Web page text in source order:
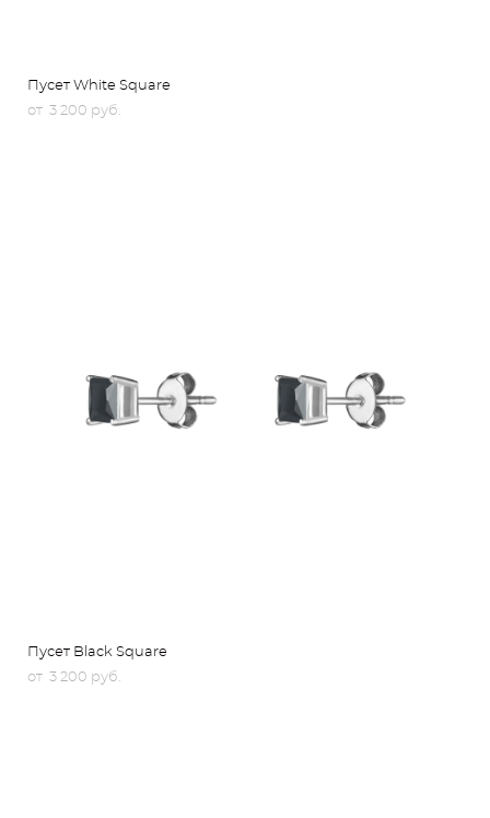
Пусет White Square
от 3 200 pуб.
Пусет Black Square
от 3 200 pуб.